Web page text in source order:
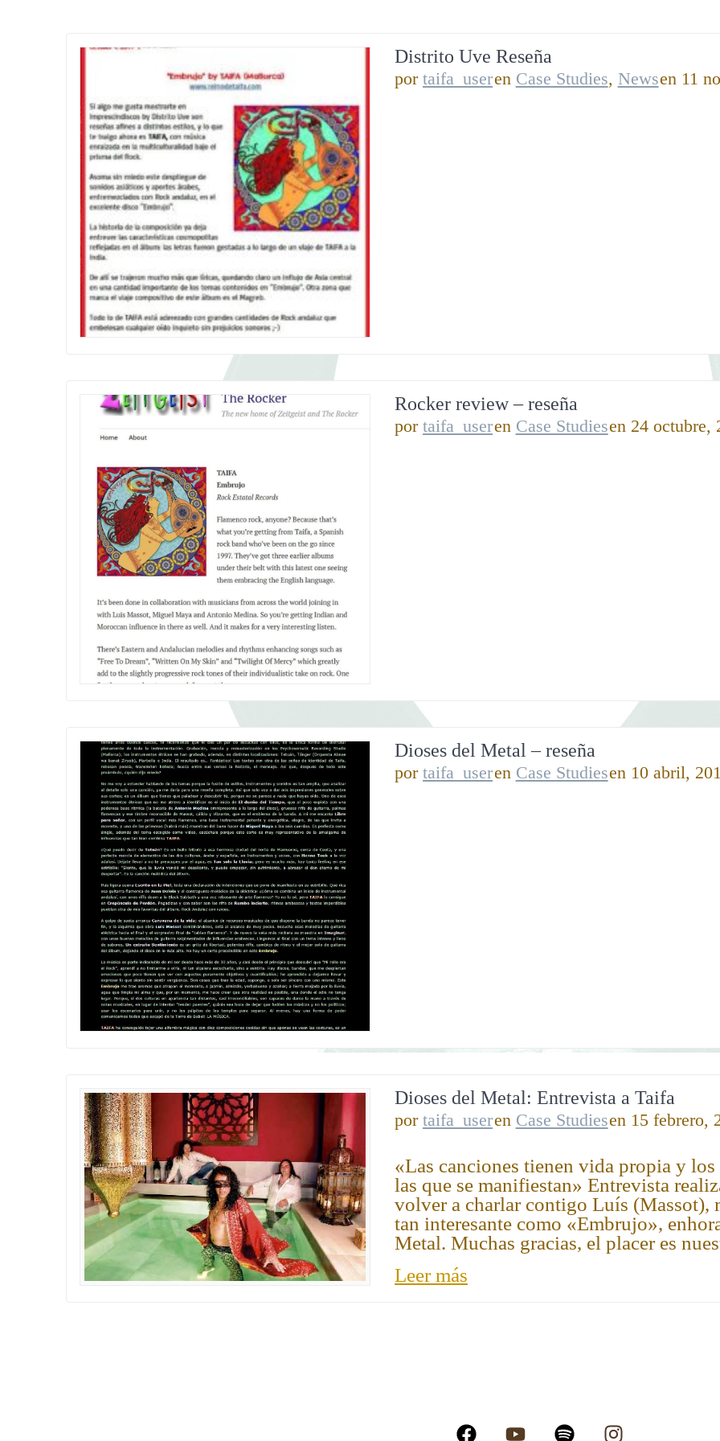
Distrito Uve Reseña
portaifa_useren Case Studies, Newsen 11
Rocker review – reseña
portaifa_useren Case Studiesen 24 octubre,
Dioses del Metal – reseña
portaifa_useren Case Studiesen 10 abril,
Dioses del Metal: Entrevista a Taifa
portaifa_useren Case Studiesen 15 febrero,
«Las canciones tienen vida propia y
las que se manifiestan» Entrevista
volver a charlar contigo Luís (Massot),
tan interesante como «Embrujo»,
Metal. Muchas gracias, el placer es
Leer más